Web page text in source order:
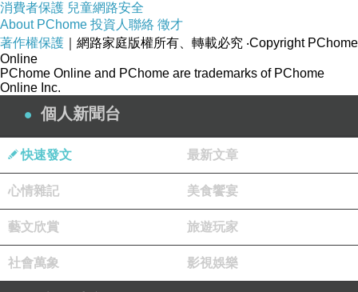
賄賂案。有3名陪審員表示，有一名自稱與凱希
雅認識的男子，像他們每人賄賂5000美元（約15
萬台幣），其中2人坦承有收到錢，但凱希雅否
認涉案。
進行陰莖增大手術，將矽膠注入該男的生殖器
中，結果男子隔日就死亡。凱希雅最終遭到逮
消費者保護 兒童網路安全
About PChome 投資人聯絡 徵才
著作權保護 ｜網路家庭版權所有、轉載必究 ‧Copyright PChome
Online
PChome Online and PChome are trademarks of PChome
Online Inc.
個人新聞台
快速發文 最新文章
心情雜記 美食饗宴
藝文欣賞 旅遊玩家
社會萬象 影視娛樂